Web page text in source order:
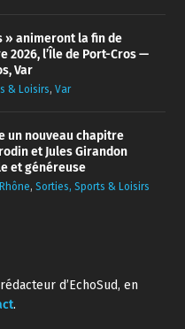
» animeront la fin de
2026, l’Île de Port-Cros —
Var
& Loisirs,Var
un nouveau chapitre
et Jules Girandon
et généreuse
,Sorties, Sports & Loisirs
d’EchoSud, en
.